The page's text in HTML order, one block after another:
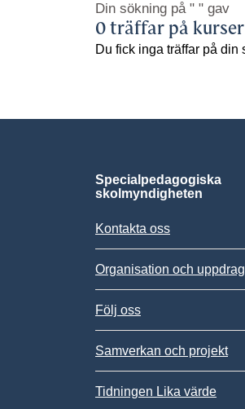
Din sökning på " " gav
0 träffar på
Du fick inga träffar på din
Specialpedagogiska
skolmyndigheten
Kontakta oss
Organisation och uppdrag
Följ oss
Samverkan och projekt
Tidningen Lika värde